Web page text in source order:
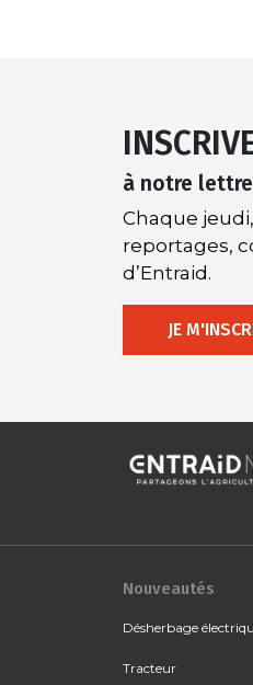
à notre
Chaque
reportages,
d’Entraid.
JE
Nouveautés
Désherbage
Tracteur